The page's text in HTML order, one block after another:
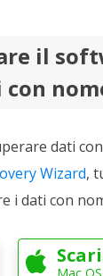
il
dati
Wizard,
i dati con
